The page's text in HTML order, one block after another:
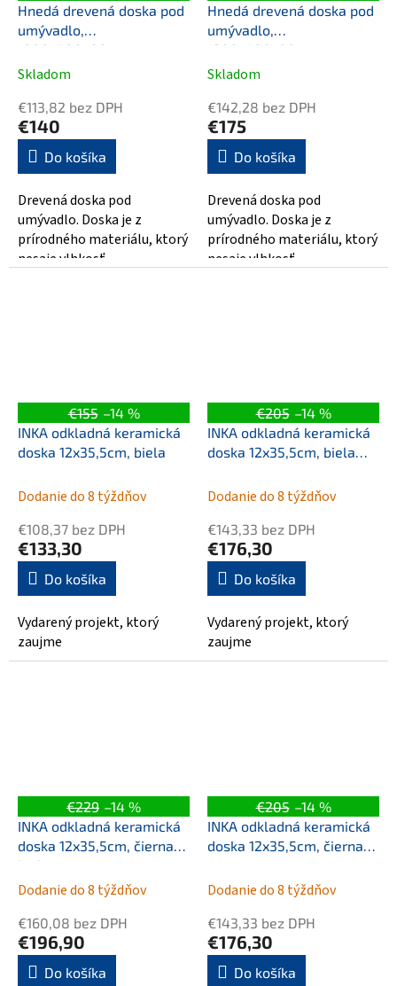
Hnedá drevená doska pod
umývadlo,
1000x500x80mm
Skladom
€113,82 bez DPH
€140
Do košíka
Drevená doska pod
umývadlo. Doska je z
prírodného materiálu, ktorý
nesaje vlhkosť.
Hnedá drevená doska pod
umývadlo,
1200x500x80mm
Skladom
€142,28 bez DPH
€175
Do košíka
Drevená doska pod
umývadlo. Doska je z
prírodného materiálu, ktorý
nesaje vlhkosť.
€155 –14 %
INKA odkladná keramická
doska 12x35,5cm, biela
Dodanie do 8 týždňov
€108,37 bez DPH
€133,30
Do košíka
Vydarený projekt, ktorý
zaujme
€205 –14 %
INKA odkladná keramická
doska 12x35,5cm, biela
Dodanie do 8 týždňov
€143,33 bez DPH
€176,30
Do košíka
Vydarený projekt, ktorý
zaujme
€229 –14 %
INKA odkladná keramická
doska 12x35,5cm, čierna
lesk
Dodanie do 8 týždňov
€160,08 bez DPH
€196,90
Do košíka
€205 –14 %
INKA odkladná keramická
doska 12x35,5cm, čierna
Dodanie do 8 týždňov
€143,33 bez DPH
€176,30
Do košíka